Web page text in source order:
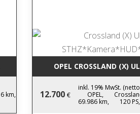
km,
OPEL CROSSLAND (X)
12.700 €
inkl. 19% MwSt.
OPEL,
69.986 km,
120 PS,